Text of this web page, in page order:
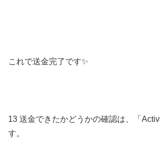
これで送金完了です✨
13 送金できたかどうかの確認は、「
す。